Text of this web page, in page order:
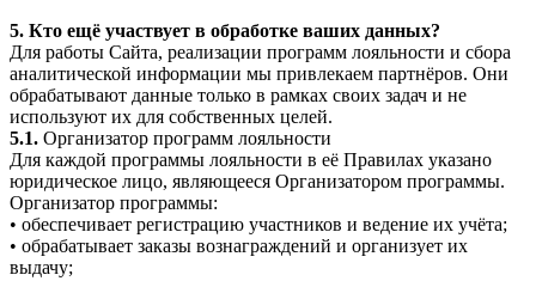
5. Кто ещё участвует в обработке ваших данных?
Для работы Сайта, реализации программ лояльности и сбора
аналитической информации мы привлекаем партнёров. Они
обрабатывают данные только в рамках своих задач и не
используют их для собственных целей.
5.1. Организатор программ лояльности
Для каждой программы лояльности в её Правилах указано
юридическое лицо, являющееся Организатором программы.
Организатор программы:
• обеспечивает регистрацию участников и ведение их учёта;
• обрабатывает заказы вознаграждений и организует их
выдачу;